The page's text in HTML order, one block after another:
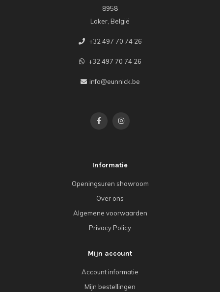
8958
Loker, België
+32 497 70 74 26
+32 497 70 74 26
info@eunnick.be
Informatie
Openingsuren showroom
Over ons
Algemene voorwaarden
Privacy Policy
Mijn account
Account informatie
Mijn bestellingen